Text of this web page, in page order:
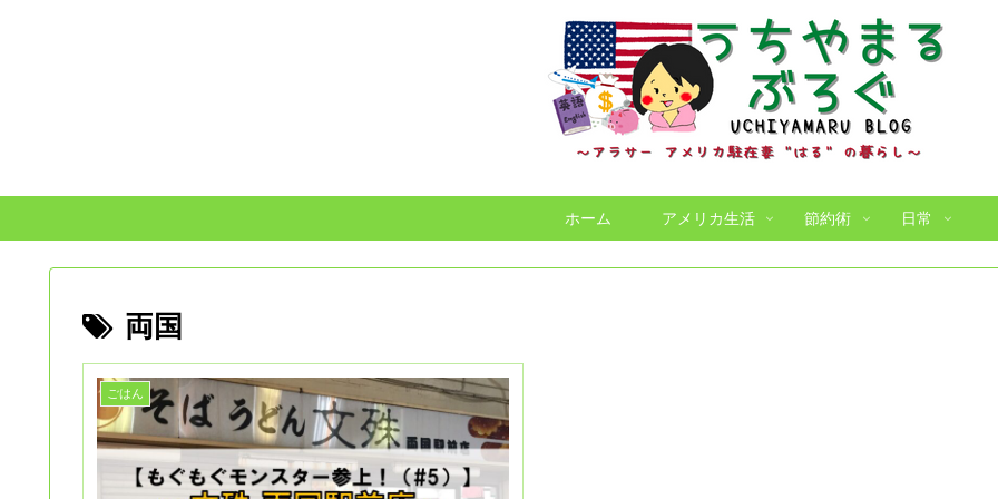
ホーム アメリカ生活 節約術 日常
両国
ごはん